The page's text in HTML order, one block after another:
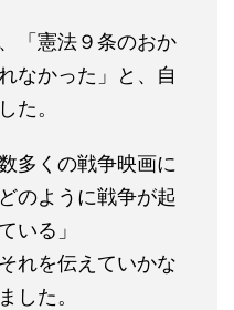
「憲法９条のおか
なかった」と、自
た。
多くの戦争映画に
のように戦争が起
いる」
れを伝えていかな
した。